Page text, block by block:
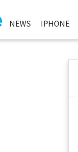
NEWS IPHONE